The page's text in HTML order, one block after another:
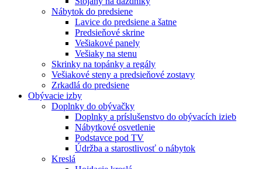
Nábytok do predsiene
Lavice do predsiene a šatne
Predsieňové skrine
Vešiakové panely
Vešiaky na stenu
Skrinky na topánky a regály
Vešiakové steny a predsieňové zostavy
Zrkadlá do predsiene
Obývacie izby
Doplnky do obývačky
Doplnky a príslušenstvo do obývacích izieb
Nábytkové osvetlenie
Podstavce pod TV
Údržba a starostlivosť o nábytok
Kreslá